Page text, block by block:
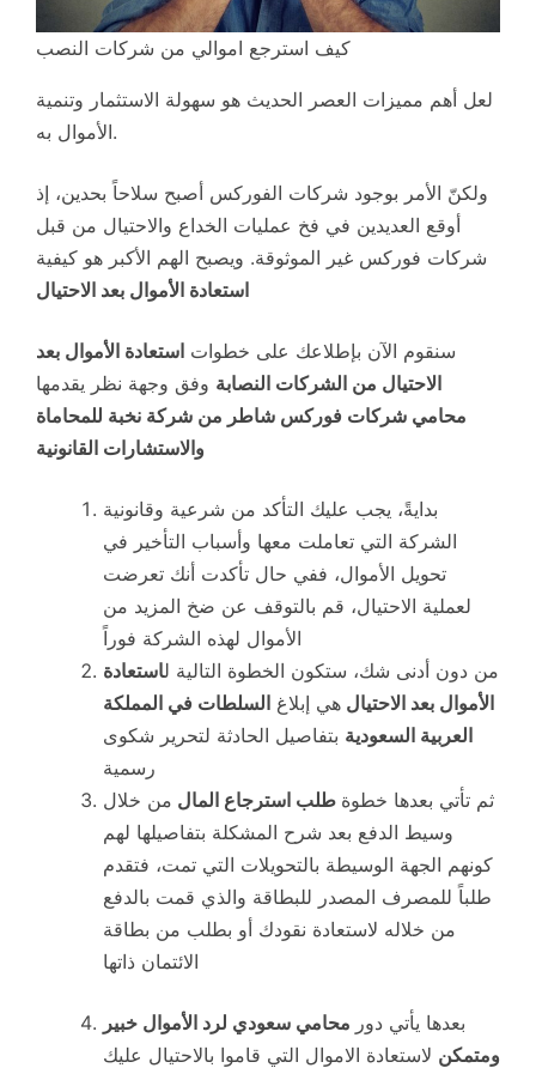
كيف استرجع اموالي من شركات النصب
لعل أهم مميزات العصر الحديث هو سهولة الاستثمار وتنمية
الأموال به.
ولكنّ الأمر بوجود شركات الفوركس أصبح سلاحاً بحدين، إذ
أوقع العديدين في فخ عمليات الخداع والاحتيال من قبل
شركات فوركس غير الموثوقة. ويصبح الهم الأكبر هو كيفية
استعادة الأموال بعد الاحتيال
سنقوم الآن بإطلاعك على خطوات استعادة الأموال بعد
الاحتيال من الشركات النصابة وفق وجهة نظر يقدمها
محامي شركات فوركس شاطر من شركة نخبة للمحاماة
والاستشارات القانونية
بدايةً، يجب عليك التأكد من شرعية وقانونية
الشركة التي تعاملت معها وأسباب التأخير في
تحويل الأموال، ففي حال تأكدت أنك تعرضت
لعملية الاحتيال، قم بالتوقف عن ضخ المزيد من
من دون أدنى شك، ستكون الخطوة التالية لاستعادة
الأموال بعد الاحتيال هي إبلاغ السلطات في المملكة
العربية السعودية بتفاصيل الحادثة لتحرير شكوى
ثم تأتي بعدها خطوة طلب استرجاع المال من خلال
وسيط الدفع بعد شرح المشكلة بتفاصيلها لهم
كونهم الجهة الوسيطة بالتحويلات التي تمت، فتقدم
طلباً للمصرف المصدر للبطاقة والذي قمت بالدفع
من خلاله لاستعادة نقودك أو بطلب من بطاقة
الائتمان ذاتها
بعدها يأتي دور محامي سعودي لرد الأموال خبير
ومتمكن لاستعادة الاموال التي قاموا بالاحتيال عليك